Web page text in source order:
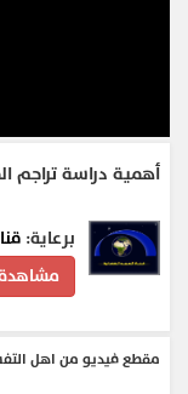
أهمية دراسة تراجم
برعاية:
مقطع فيديو من اهل